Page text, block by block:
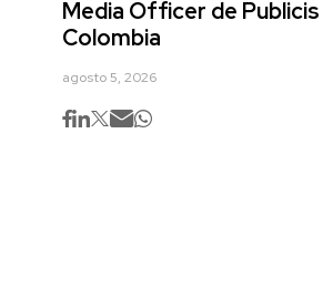
Media Officer de Publicis
Colombia
agosto 5, 2026